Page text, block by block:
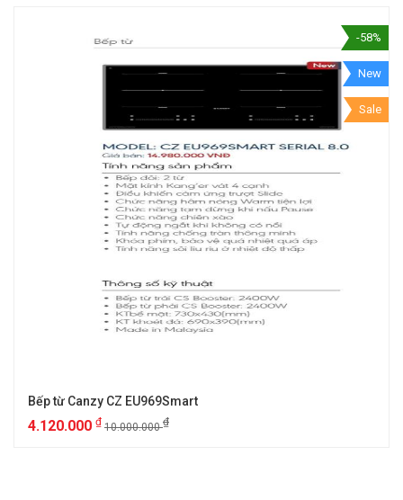
-58%
New
Sale
Bếp từ Canzy CZ EU969Smart
4.120.000 ₫ 10.000.000₫